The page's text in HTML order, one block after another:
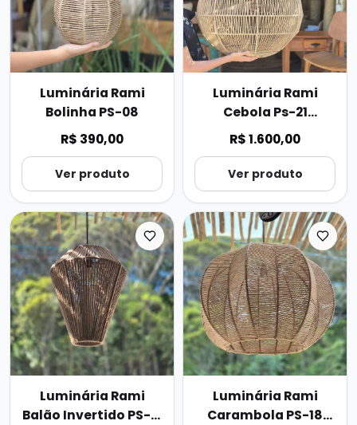
Luminária Rami
Bolinha PS-08
R$ 390,00
Ver produto
Luminária Rami
Cebola Ps-21
70cmx67cm
R$ 1.600,00
Ver produto
Luminária Rami
Balão Invertido PS-12
Luminária Rami
Carambola PS-18